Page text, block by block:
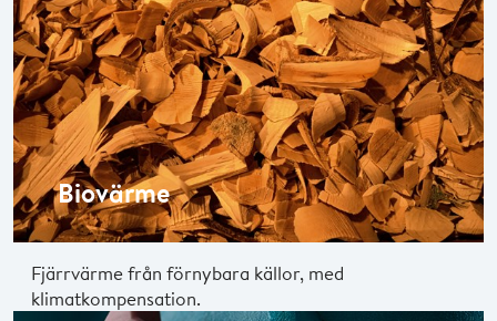
Biovärme
Fjärrvärme från förnybara källor, med
klimatkompensation.